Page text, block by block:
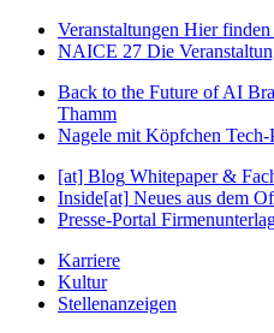
Veranstaltungen Hier finden
NAICE 27 Die
Back to the Future of AI
Thamm
Nagele mit Köpfchen
[at] Blog Whitepaper &
Inside[at] Neues aus dem
Presse-Portal
Karriere
Kultur
Stellenanzeigen